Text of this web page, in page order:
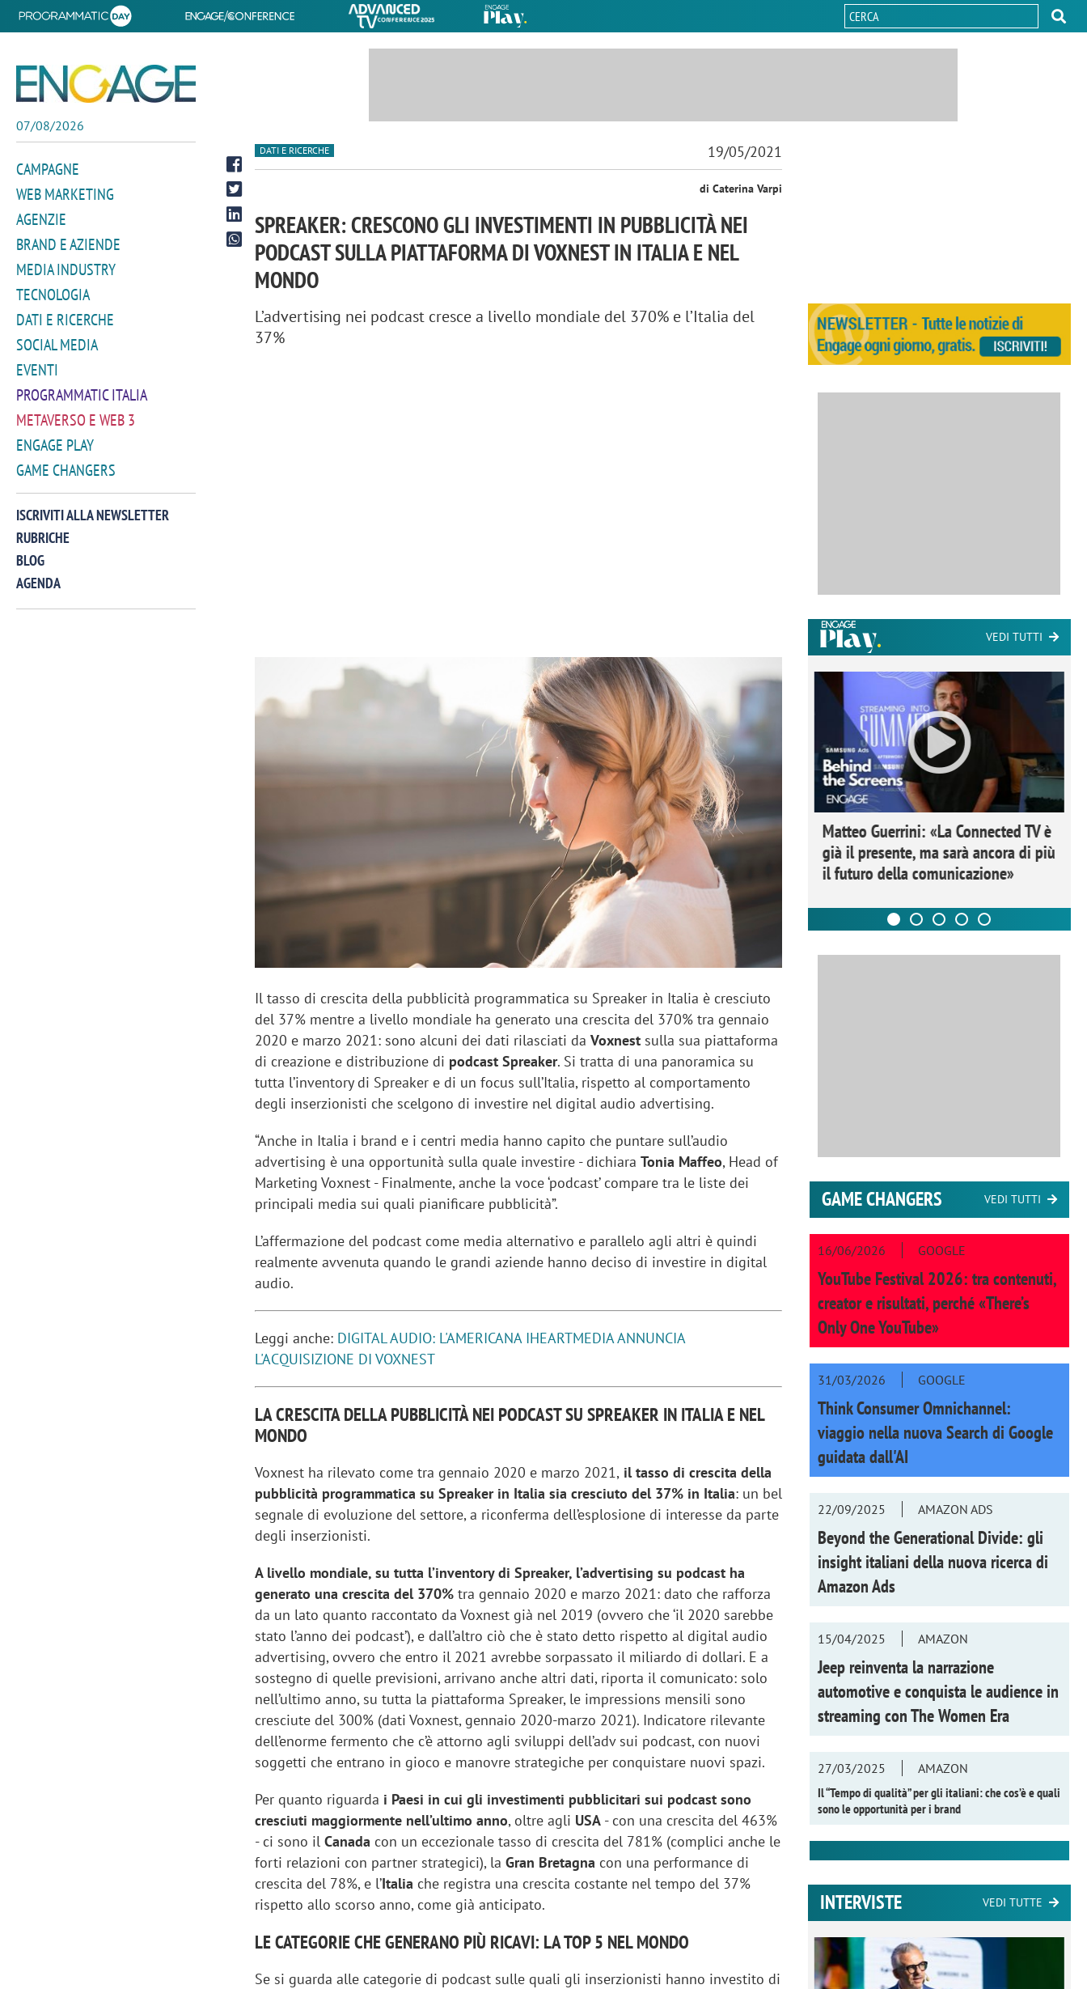
07/08/2026
CAMPAGNE
WEB MARKETING
AGENZIE
BRAND E AZIENDE
MEDIA INDUSTRY
TECNOLOGIA
DATI E RICERCHE
SOCIAL MEDIA
EVENTI
PROGRAMMATIC ITALIA
METAVERSO E WEB 3
ENGAGE PLAY
GAME CHANGERS
ISCRIVITI ALLA NEWSLETTER
RUBRICHE
BLOG
AGENDA
DATI E RICERCHE 19/05/2021
di Caterina Varpi
SPREAKER: CRESCONO GLI INVESTIMENTI IN PUBBLICITÀ NEI
PODCAST SULLA PIATTAFORMA DI VOXNEST IN ITALIA E NEL
MONDO
L’advertising nei podcast cresce a livello mondiale del 370% e l’Italia del
37%
Il tasso di crescita della pubblicità programmatica su Spreaker in Italia è cresciuto
del 37% mentre a livello mondiale ha generato una crescita del 370% tra gennaio
2020 e marzo 2021: sono alcuni dei dati rilasciati daVoxnest sulla sua piattaforma
di creazione e distribuzione di podcast Spreaker. Si tratta di una panoramica su
tutta l’inventory di Spreaker e di un focus sull’Italia, rispetto al comportamento
degli inserzionisti che scelgono di investire nel digital audio advertising.
“Anche in Italia i brand e i centri media hanno capito che puntare sull’audio
advertising è una opportunità sulla quale investire - dichiaraTonia Maffeo, Head of
Marketing Voxnest - Finalmente, anche la voce ‘podcast’ compare tra le liste dei
principali media sui quali pianificare pubblicità”.
L’affermazione del podcast come media alternativo e parallelo agli altri è quindi
realmente avvenuta quando le grandi aziende hanno deciso di investire in digital
audio.
Leggi anche: DIGITAL AUDIO: L'AMERICANA IHEARTMEDIA ANNUNCIA
L'ACQUISIZIONE DI VOXNEST
LA CRESCITA DELLA PUBBLICITÀ NEI PODCAST SU SPREAKER IN ITALIA E NEL
MONDO
Voxnest ha rilevato come tra gennaio 2020 e marzo 2021, il tasso di crescita della
pubblicità programmatica su Spreaker in Italia sia cresciuto del 37% in Italia: un bel
segnale di evoluzione del settore, a riconferma dell’esplosione di interesse da parte
degli inserzionisti.
A livello mondiale, su tutta l’inventory di Spreaker, l’advertising su podcast ha
generato una crescita del 370% tra gennaio 2020 e marzo 2021: dato che rafforza
da un lato quanto raccontato da Voxnest già nel 2019 (ovvero che ‘il 2020 sarebbe
stato l’anno dei podcast’), e dall’altro ciò che è stato detto rispetto al digital audio
advertising, ovvero che entro il 2021 avrebbe sorpassato il miliardo di dollari. E a
sostegno di quelle previsioni, arrivano anche altri dati, riporta il comunicato: solo
nell’ultimo anno, su tutta la piattaforma Spreaker, le impressions mensili sono
cresciute del 300% (dati Voxnest, gennaio 2020-marzo 2021). Indicatore rilevante
dell’enorme fermento che c’è attorno agli sviluppi dell’adv sui podcast, con nuovi
soggetti che entrano in gioco e manovre strategiche per conquistare nuovi spazi.
Per quanto riguarda i Paesi in cui gli investimenti pubblicitari sui podcast sono
cresciuti maggiormente nell’ultimo anno, oltre agli USA - con una crescita del 463%
- ci sono ilCanada con un eccezionale tasso di crescita del 781% (complici anche le
forti relazioni con partner strategici), laGran Bretagna con una performance di
crescita del 78%, e l’Italia che registra una crescita costante nel tempo del 37%
rispetto allo scorso anno, come già anticipato.
LE CATEGORIE CHE GENERANO PIÙ RICAVI: LA TOP 5 NEL MONDO
Se si guarda alle categorie di podcast sulle quali gli inserzionisti hanno investito di
VEDI TUTTI
Perez, Samsung Ads: «L'Italia è un
mercato strategico e continuerà a
crescere»
Networking agli eventi: come la
startup Kicè punta a eliminare lo
"spreco di relazioni"
Matteo Guerrini: «La Connected TV è
già il presente, ma sarà ancora di più
il futuro della comunicazione»
GAME CHANGERS VEDI TUTTI
16/06/2026 GOOGLE
YouTube Festival 2026: tra contenuti,
creator e risultati, perché «There’s
Only One YouTube»
31/03/2026 GOOGLE
Think Consumer Omnichannel:
viaggio nella nuova Search di Google
guidata dall'AI
22/09/2025 AMAZON ADS
Beyond the Generational Divide: gli
insight italiani della nuova ricerca di
Amazon Ads
15/04/2025 AMAZON
Jeep reinventa la narrazione
automotive e conquista le audience in
streaming conThe Women Era
27/03/2025
AMAZON
Il “Tempo di qualità” per gli italiani: che cos’è e quali
sono le opportunità per i brand
INTERVISTE VEDI TUTTE